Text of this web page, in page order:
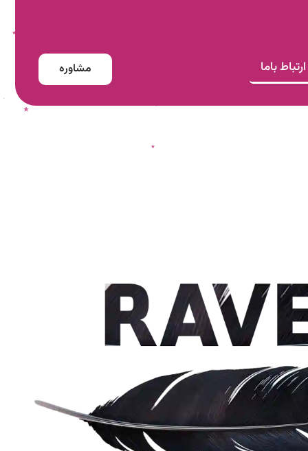
ارتباط باما مشاوره